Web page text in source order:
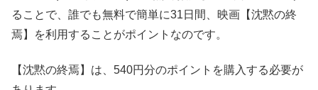
ることで、誰でも無料で簡単に31日間、映画【沈黙の終
焉】を利用することがポイントなのです。
【沈黙の終焉】は、540円分のポイントを購入する必要が